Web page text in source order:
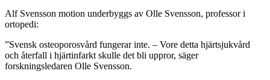
Alf Svensson motion underbyggs av Olle Svensson, professor i
ortopedi:
”Svensk osteoporosvård fungerar inte. – Vore detta hjärtsjukvård
och återfall i hjärtinfarkt skulle det bli uppror, säger
forskningsledaren Olle Svensson.